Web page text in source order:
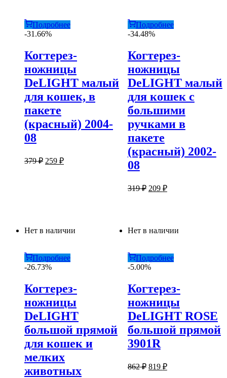
Подробнее
-31.66%
Когтерез-
ножницы
DeLIGHT малый
для кошек, в
пакете
(красный) 2004-
08
379₽ Первоначальная
259 ₽Текущая
Подробнее
-34.48%
Когтерез-
ножницы
DeLIGHT малый
для кошек с
большими
ручками в
пакете
(красный) 2002-
08
319₽ Первоначальная
209 ₽Текущая
Нет в наличии
Подробнее
-26.73%
Когтерез-
ножницы
DeLIGHT
большой прямой
для кошек и
мелких
животных
Нет в наличии
Подробнее
-5.00%
Когтерез-
ножницы
DeLIGHT ROSE
большой прямой
3901R
862₽ Первоначальная
819 ₽Текущая